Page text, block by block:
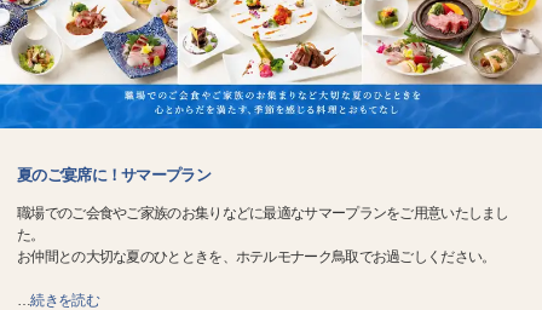
夏のご宴席に！サマープラン
職場でのご会食やご家族のお集りなどに最適なサマープランをご用意いたしまし
た。
お仲間との大切な夏のひとときを、ホテルモナーク鳥取でお過ごしください。
…続きを読む